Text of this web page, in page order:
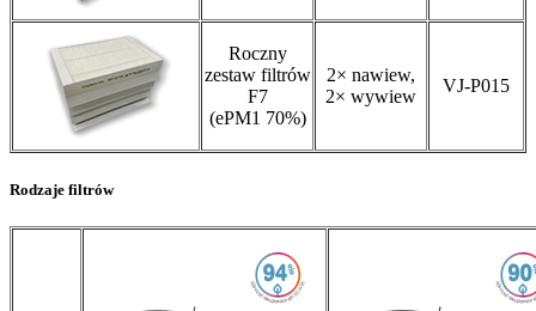
Roczny
zestaw filtrów
F7
(ePM1 70%)
2× nawiew,
2× wywiew
VJ-P015
Rodzaje filtrów